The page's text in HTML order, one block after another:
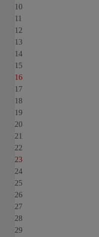
10
11
12
13
14
15
16
17
18
19
20
21
22
23
24
25
26
27
28
29